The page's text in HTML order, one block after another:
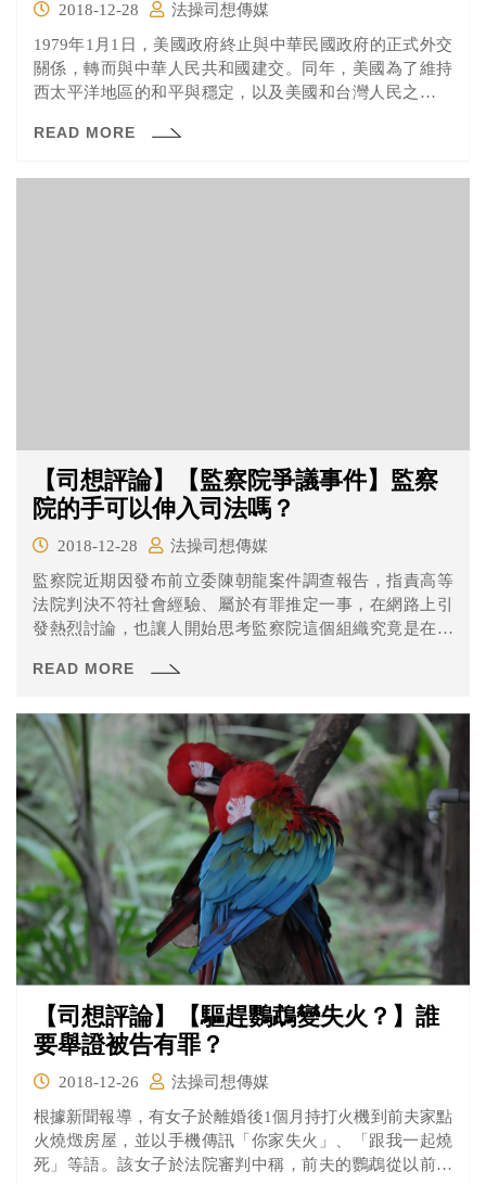
2018-12-28
法操司想傳媒
1979年1月1日，美國政府終止與中華民國政府的正式外交
關係，轉而與中華人民共和國建交。同年，美國為了維持
西太平洋地區的和平與穩定，以及美國和台灣人民之間的
四月簽署了《台灣關係法》規範美國與台灣之間的互動關
READ MORE
【司想評論】【監察院爭議事件】監察
院的手可以伸入司法嗎？
2018-12-28
法操司想傳媒
監察院近期因發布前立委陳朝龍案件調查報告，指責高等
法院判決不符社會經驗、屬於有罪推定一事，在網路上引
發熱烈討論，也讓人開始思考監察院這個組織究竟是在做
我們來談談究竟監察院在憲法上的地位吧！
READ MORE
【司想評論】【驅趕鸚鵡變失火？】誰
要舉證被告有罪？
2018-12-26
法操司想傳媒
根據新聞報導，有女子於離婚後1個月持打火機到前夫家點
火燒燬房屋，並以手機傳訊「你家失火」、「跟我一起燒
死」等語。該女子於法院審判中稱，前夫的鸚鵡從以前就